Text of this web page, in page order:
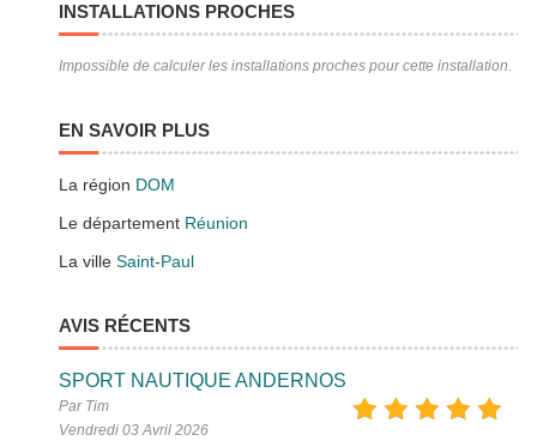
INSTALLATIONS PROCHES
Impossible de calculer les installations proches pour cette installation.
EN SAVOIR PLUS
La région DOM
Le département Réunion
La villeSaint-Paul
AVIS RÉCENTS
SPORT NAUTIQUE ANDERNOS
Par Tim
Vendredi 03 Avril 2026